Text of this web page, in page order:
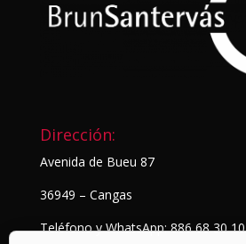
Dirección:
Avenida de Bueu 87
36949 – Cangas
Teléfono y WhatsApp: 886 68 30 10